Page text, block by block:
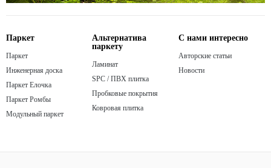
Паркет
Паркет
Инженерная доска
Паркет Елочка
Паркет Ромбы
Модульный паркет
Альтернатива
паркету
Ламинат
SPC / ПВХ плитка
Пробковые покрытия
Ковровая плитка
С нами интересно
Авторские статьи
Новости